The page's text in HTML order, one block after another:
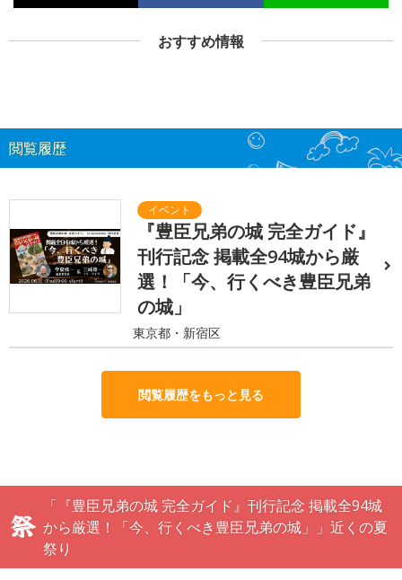
おすすめ情報
閲覧履歴
『豊臣兄弟の城 完全ガイド』
刊行記念 掲載全94城から厳
選！「今、行くべき豊臣兄弟
の城」
東京都・新宿区
閲覧履歴をもっと見る
「『豊臣兄弟の城 完全ガイド』刊行記念 掲載全94城
から厳選！「今、行くべき豊臣兄弟の城」」近くの夏
祭り